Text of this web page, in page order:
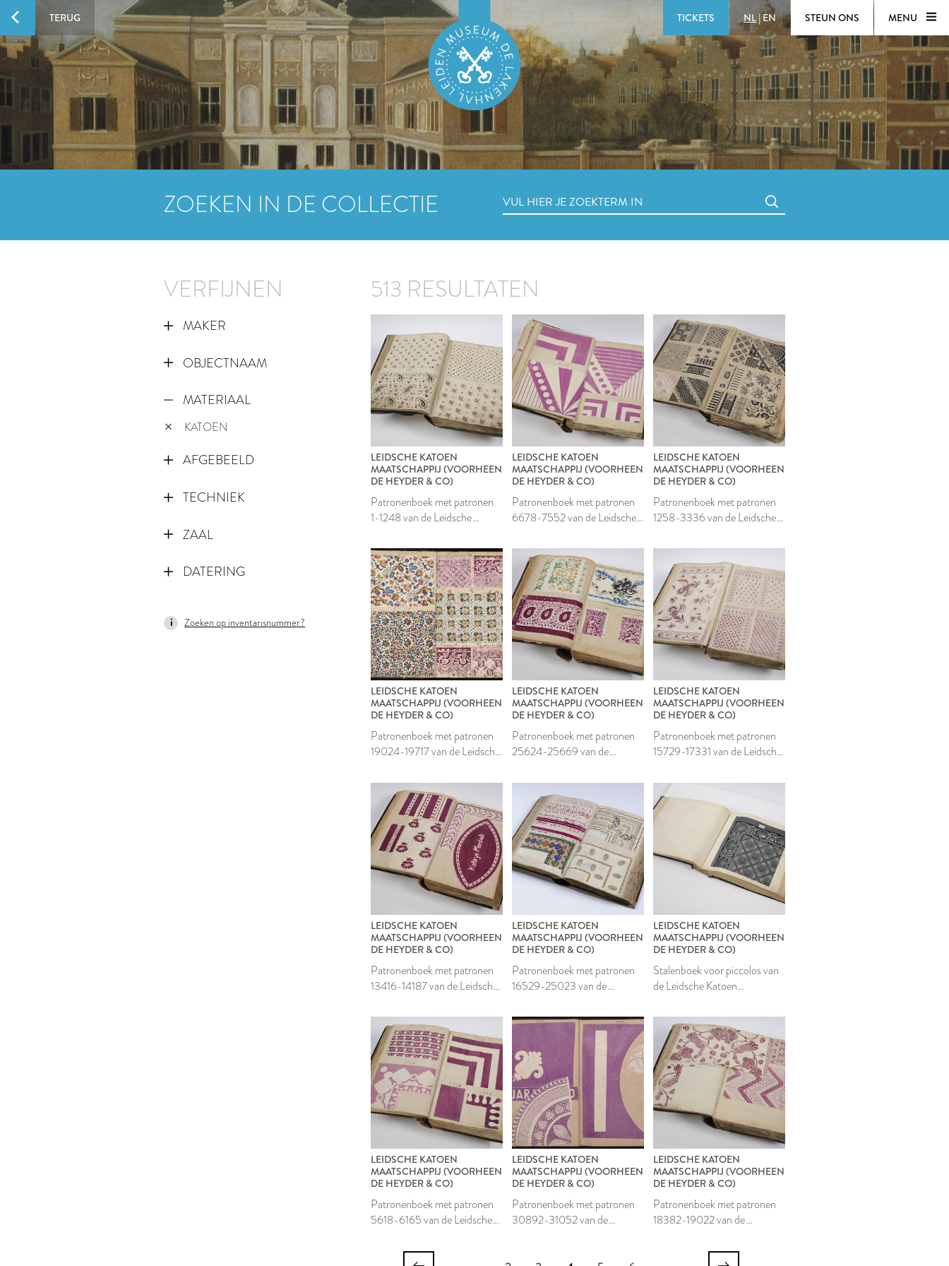
TERUG TICKETS NL| EN STEUN ONS MENU
ZOEKEN IN DE COLLECTIE
VERFIJNEN
MAKER
OBJECTNAAM
MATERIAAL
KATOEN
AFGEBEELD
TECHNIEK
ZAAL
DATERING
Zoeken op inventarisnummer?
513 RESULTATEN
LEIDSCHE KATOEN
MAATSCHAPPIJ (VOORHEEN
DE HEYDER & CO)
Patronenboek met patronen
1-1248 van de Leidsche
LEIDSCHE KATOEN
MAATSCHAPPIJ (VOORHEEN
DE HEYDER & CO)
Patronenboek met patronen
6678-7552 van de Leidsche
LEIDSCHE KATOEN
MAATSCHAPPIJ (VOORHEEN
DE HEYDER & CO)
Patronenboek met patronen
1258-3336 van de Leidsche
LEIDSCHE KATOEN
MAATSCHAPPIJ (VOORHEEN
DE HEYDER & CO)
Patronenboek met patronen
19024-19717 van de Leidsche
LEIDSCHE KATOEN
MAATSCHAPPIJ (VOORHEEN
DE HEYDER & CO)
Patronenboek met patronen
25624-25669 van de
Maatschappij
LEIDSCHE KATOEN
MAATSCHAPPIJ (VOORHEEN
DE HEYDER & CO)
Patronenboek met patronen
15729-17331 van de Leidsche
LEIDSCHE KATOEN
MAATSCHAPPIJ (VOORHEEN
DE HEYDER & CO)
Patronenboek met patronen
13416-14187 van de Leidsche
LEIDSCHE KATOEN
MAATSCHAPPIJ (VOORHEEN
DE HEYDER & CO)
Patronenboek met patronen
16529-25023 van de
Maatschappij
LEIDSCHE KATOEN
MAATSCHAPPIJ (VOORHEEN
DE HEYDER & CO)
Stalenboek voor piccolos van
de Leidsche Katoen
LEIDSCHE KATOEN
MAATSCHAPPIJ (VOORHEEN
DE HEYDER & CO)
Patronenboek met patronen
5618-6165 van de Leidsche
LEIDSCHE KATOEN
MAATSCHAPPIJ (VOORHEEN
DE HEYDER & CO)
Patronenboek met patronen
30892-31052 van de
LEIDSCHE KATOEN
MAATSCHAPPIJ (VOORHEEN
DE HEYDER & CO)
Patronenboek met patronen
18382-19022 van de
Maatschappij